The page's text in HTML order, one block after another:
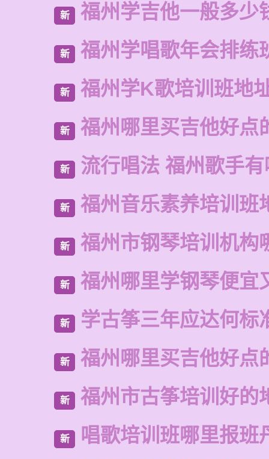
新 福州学吉他一般多少
新 福州学唱歌年会排练
新 福州学K歌培训班地
新 福州哪里买吉他好点
新 流行唱法 福州歌手
新 福州音乐素养培训班
新 福州市钢琴培训机构
新 福州哪里学钢琴便宜
新 学古筝三年应达何标
新 福州哪里买吉他好点
新 福州市古筝培训好的
新 唱歌培训班哪里报班